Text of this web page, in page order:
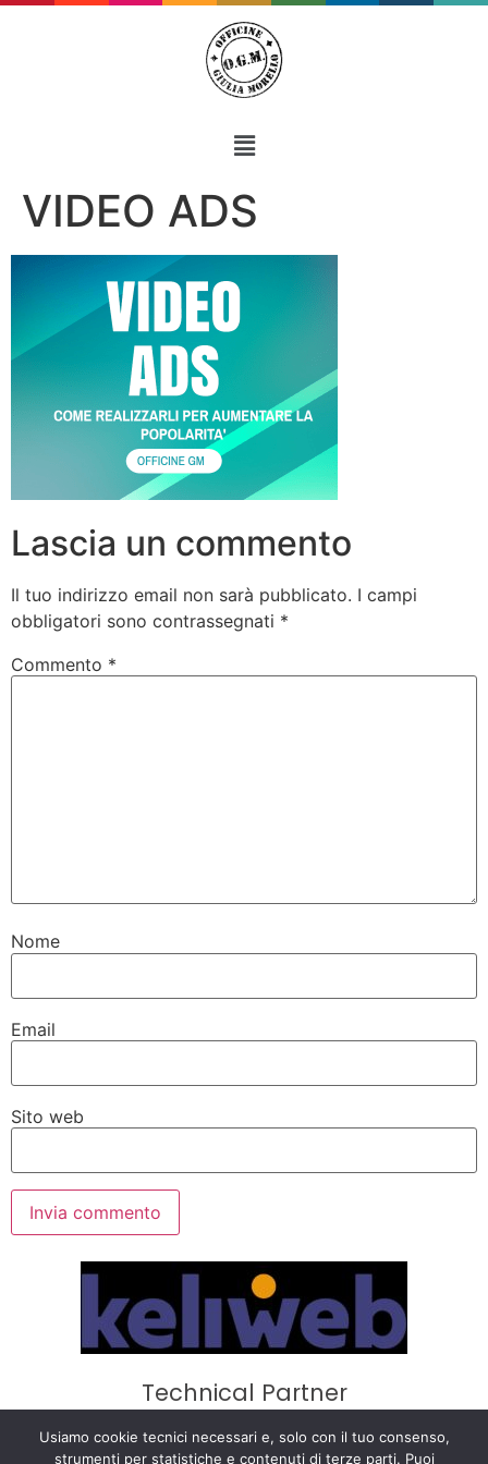
VIDEO ADS
Lascia un commento
Il tuo indirizzo email non sarà pubblicato. I campi
obbligatori sono contrassegnati *
Commento *
Nome
Email
Sito web
Technical Partner
Privacy Policy · Cookie Policy · Termini e
Usiamo cookie tecnici necessari e, solo con il tuo consenso,
strumenti per statistiche e contenuti di terze parti. Puoi